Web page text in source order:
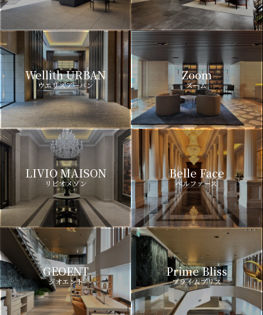
Wellith URBAN
ウエリスアーバン
Zoom
ズーム
LIVIO MAISON
リビオメゾン
Belle Face
ベルファース
GEOENT
ジオエント
Prime Bliss
プライムブリス